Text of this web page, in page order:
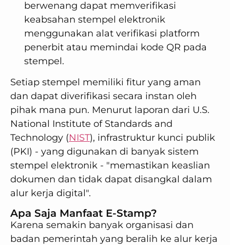
berwenang dapat memverifikasi
keabsahan stempel elektronik
menggunakan alat verifikasi platform
penerbit atau memindai kode QR pada
stempel.
Setiap stempel memiliki fitur yang aman
dan dapat diverifikasi secara instan oleh
pihak mana pun. Menurut laporan dari U.S.
National Institute of Standards and
Technology (NIST), infrastruktur kunci publik
(PKI) - yang digunakan di banyak sistem
stempel elektronik - "memastikan keaslian
dokumen dan tidak dapat disangkal dalam
alur kerja digital".
Apa Saja Manfaat E-Stamp?
Karena semakin banyak organisasi dan
badan pemerintah yang beralih ke alur kerja